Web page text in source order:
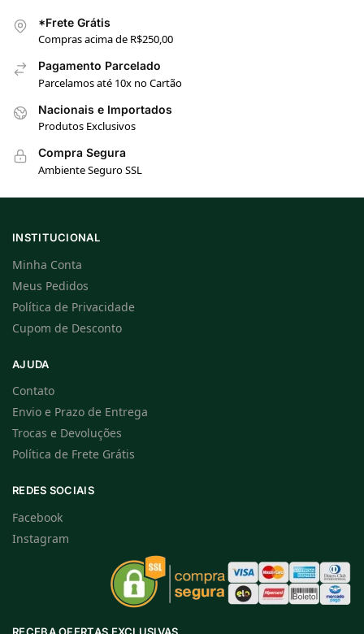
*Frete Grátis
Compras acima de R$250,00
Pagamento Parcelado
Parcelamos até 10x no Cartão
Nacionais e Importados
Produtos Exclusivos
Compra Segura
Ambiente Seguro SSL
INSTITUCIONAL
Minha Conta
Meus Pedidos
Política de Privacidade
Cupom de Desconto
AJUDA
Contato
Envio e Prazo de Entrega
Trocas e Devoluções
Política de Frete Grátis
REDES SOCIAIS
Facebook
Instagram
RECEBA OFERTAS EXCLUSIVAS